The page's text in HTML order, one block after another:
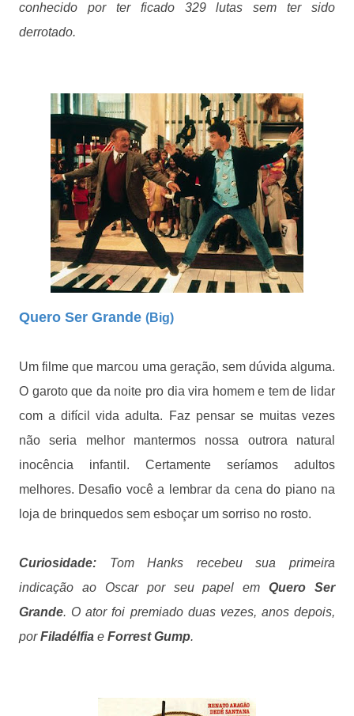
conhecido por ter ficado 329 lutas sem ter sido
derrotado.
Quero Ser Grande (Big)
Um filme que marcou uma geração, sem dúvida alguma.
O garoto que da noite pro dia vira homem e tem de lidar
com a difícil vida adulta. Faz pensar se muitas vezes
não seria melhor mantermos nossa outrora natural
inocência infantil. Certamente seríamos adultos
melhores. Desafio você a lembrar da cena do piano na
loja de brinquedos sem esboçar um sorriso no rosto.
Curiosidade: Tom Hanks recebeu sua primeira
indicação ao Oscar por seu papel emQuero Ser
Grande. O ator foi premiado duas vezes, anos depois,
porFiladélfia e Forrest Gump.